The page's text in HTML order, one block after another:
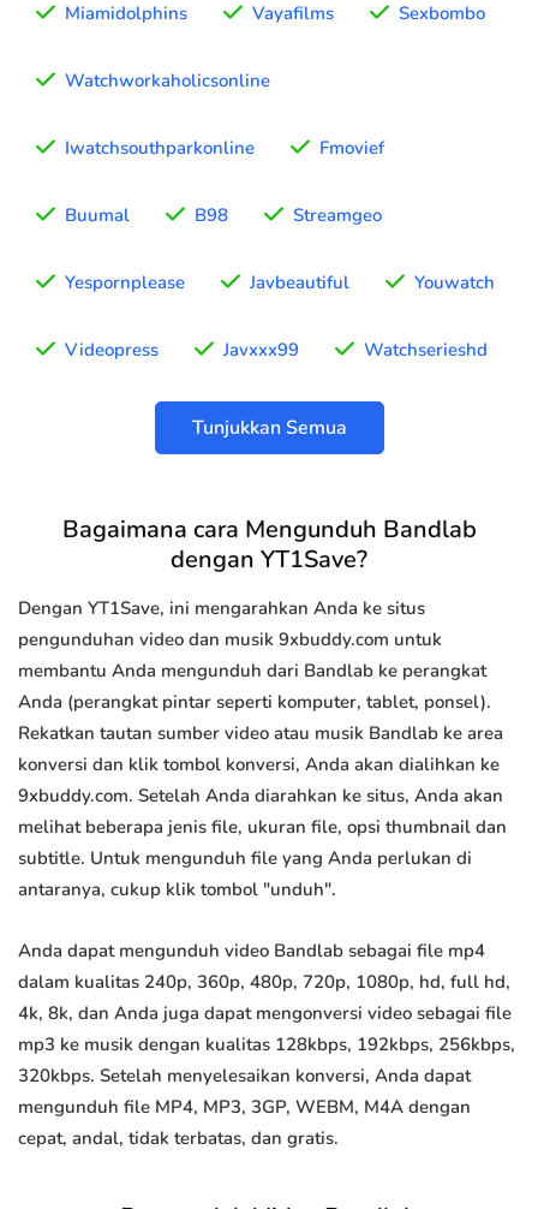
Miamidolphins Vayafilms Sexbombo
Watchworkaholicsonline
Iwatchsouthparkonline Fmovief
Buumal B98 Streamgeo
Yespornplease Javbeautiful Youwatch
Videopress Javxxx99 Watchserieshd
Tunjukkan Semua
Bagaimana cara Mengunduh Bandlab
dengan YT1Save?
Dengan YT1Save, ini mengarahkan Anda ke situs
pengunduhan video dan musik 9xbuddy.com untuk
membantu Anda mengunduh dari Bandlab ke perangkat
Anda (perangkat pintar seperti komputer, tablet, ponsel).
Rekatkan tautan sumber video atau musik Bandlab ke area
konversi dan klik tombol konversi, Anda akan dialihkan ke
9xbuddy.com. Setelah Anda diarahkan ke situs, Anda akan
melihat beberapa jenis file, ukuran file, opsi thumbnail dan
subtitle. Untuk mengunduh file yang Anda perlukan di
antaranya, cukup klik tombol "unduh".
Anda dapat mengunduh video Bandlab sebagai file mp4
dalam kualitas 240p, 360p, 480p, 720p, 1080p, hd, full hd,
4k, 8k, dan Anda juga dapat mengonversi video sebagai file
mp3 ke musik dengan kualitas 128kbps, 192kbps, 256kbps,
320kbps. Setelah menyelesaikan konversi, Anda dapat
mengunduh file MP4, MP3, 3GP, WEBM, M4A dengan
cepat, andal, tidak terbatas, dan gratis.